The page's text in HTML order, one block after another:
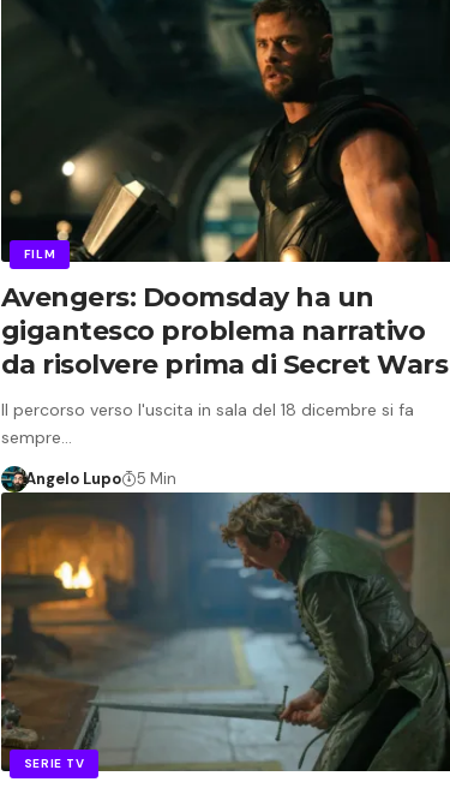
FILM
Avengers: Doomsday ha un
gigantesco problema narrativo
da risolvere prima di Secret Wars
Il percorso verso l'uscita in sala del 18 dicembre si fa
sempre…
Angelo Lupo 5 Min
SERIE TV